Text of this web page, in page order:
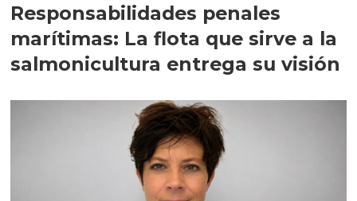
Responsabilidades penales
marítimas: La flota que sirve a la
salmonicultura entrega su visión